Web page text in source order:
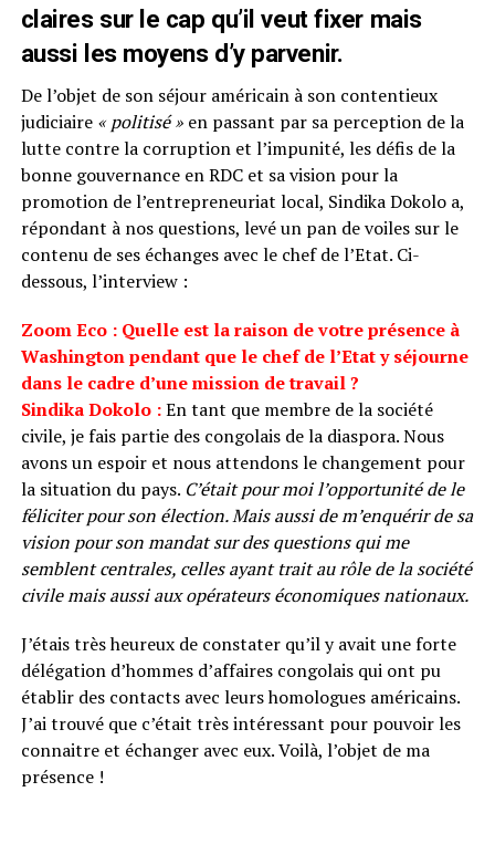
claires sur le cap qu’il veut fixer mais
aussi les moyens d’y parvenir.
De l’objet de son séjour américain à son contentieux
judiciaire « politisé »en passant par sa perception de la
lutte contre la corruption et l’impunité, les défis de la
bonne gouvernance en RDC et sa vision pour la
promotion de l’entrepreneuriat local, Sindika Dokolo a,
répondant à nos questions, levé un pan de voiles sur le
contenu de ses échanges avec le chef de l’Etat. Ci-
dessous, l’interview :
Zoom Eco : Quelle est la raison de votre présence à
Washington pendant que le chef de l’Etat y séjourne
dans le cadre d’une mission de travail ?
Sindika Dokolo :En tant que membre de la société
civile, je fais partie des congolais de la diaspora. Nous
avons un espoir et nous attendons le changement pour
la situation du pays. C’était pour moi l’opportunité de le
féliciter pour son élection. Mais aussi de m’enquérir de sa
vision pour son mandat sur des questions qui me
semblent centrales, celles ayant trait au rôle de la société
civile mais aussi aux opérateurs économiques nationaux.
J’étais très heureux de constater qu’il y avait une forte
délégation d’hommes d’affaires congolais qui ont pu
établir des contacts avec leurs homologues américains.
J’ai trouvé que c’était très intéressant pour pouvoir les
connaitre et échanger avec eux. Voilà, l’objet de ma
présence !